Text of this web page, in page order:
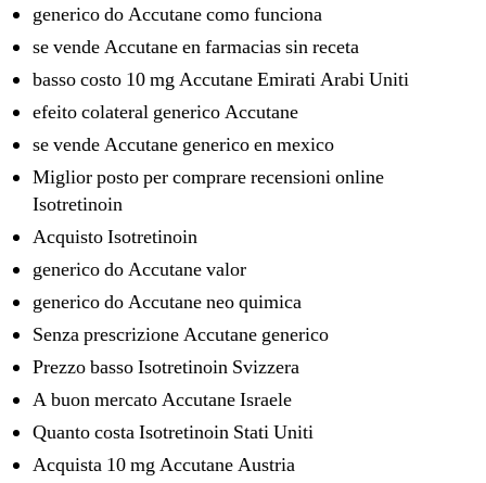
generico do Accutane como funciona
se vende Accutane en farmacias sin receta
basso costo 10 mg Accutane Emirati Arabi Uniti
efeito colateral generico Accutane
se vende Accutane generico en mexico
Miglior posto per comprare recensioni online
Isotretinoin
Acquisto Isotretinoin
generico do Accutane valor
generico do Accutane neo quimica
Senza prescrizione Accutane generico
Prezzo basso Isotretinoin Svizzera
A buon mercato Accutane Israele
Quanto costa Isotretinoin Stati Uniti
Acquista 10 mg Accutane Austria